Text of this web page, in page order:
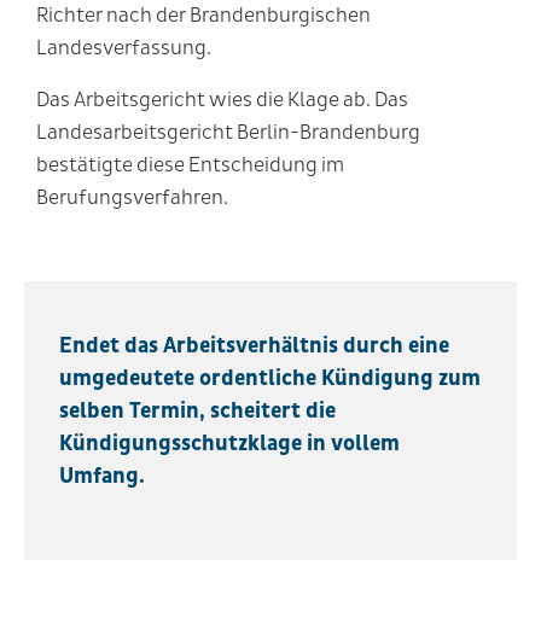
Richter nach der Brandenburgischen
Landesverfassung.
Das Arbeitsgericht wies die Klage ab. Das
Landesarbeitsgericht Berlin-Brandenburg
bestätigte diese Entscheidung im
Berufungsverfahren.
Endet das Arbeitsverhältnis durch eine
umgedeutete ordentliche Kündigung zum
selben Termin, scheitert die
Kündigungsschutzklage in vollem
Umfang.